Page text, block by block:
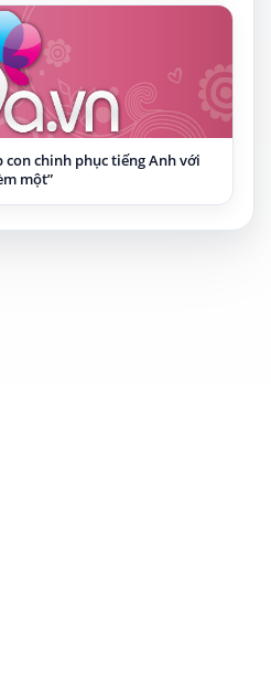
chinh phục tiếng Anh với
một”